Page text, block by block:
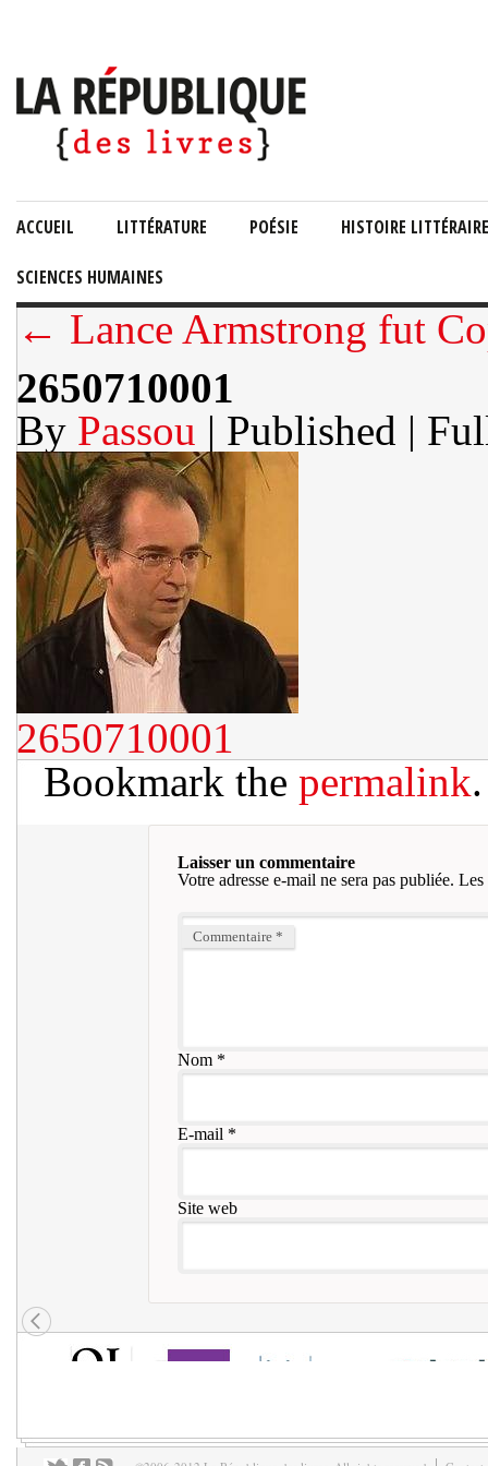
ACCUEIL LITTÉRATURE POÉSIE HISTOIRE LITTÉRAIRE
SCIENCES HUMAINES
← Lance Armstrong fut
2650710001
By Passou | Published |
2650710001
Bookmark the permalink.
Laisser un commentaire
Votre adresse e-mail ne sera pas publiée. Les
Commentaire *
Nom*
E-mail *
Site web